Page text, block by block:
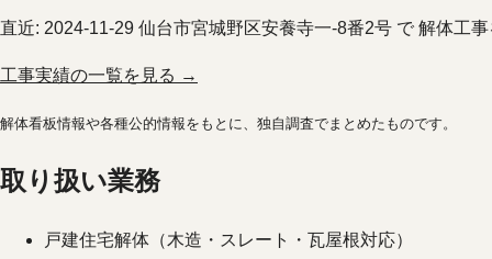
直近: 2024-11-29 仙台市宮城野区安養寺一-8番2号 で 解体工
工事実績の一覧を見る →
解体看板情報や各種公的情報をもとに、独自調査でまとめたものです。
取り扱い業務
戸建住宅解体（木造・スレート・瓦屋根対応）